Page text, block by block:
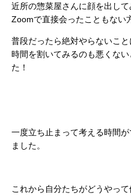
近所の惣菜屋さんに顔を出して
Zoomで直接会ったこともない
普段だったら絶対やらないこと
時間を割いてみるのも悪くな
た！
一度立ち止まって考える時間
ました。
これから自分たちがどうやっ